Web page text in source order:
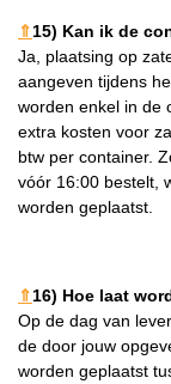
⇑15) Kan ik de
Ja, plaatsing op
aangeven tijdens
worden enkel in de
extra kosten voor
btw per container.
vóór 16:00 bestelt,
worden geplaatst.
⇑16) Hoe laat
Op de dag van
de door jouw
worden geplaatst